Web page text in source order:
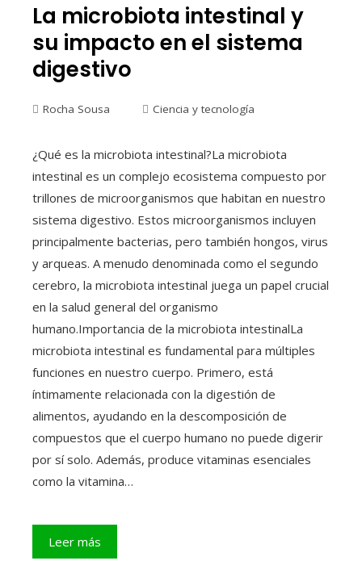
La microbiota intestinal y
su impacto en el sistema
digestivo
Rocha Sousa Ciencia y tecnología
¿Qué es la microbiota intestinal?La microbiota
intestinal es un complejo ecosistema compuesto por
trillones de microorganismos que habitan en nuestro
sistema digestivo. Estos microorganismos incluyen
principalmente bacterias, pero también hongos, virus
y arqueas. A menudo denominada como el segundo
cerebro, la microbiota intestinal juega un papel crucial
en la salud general del organismo
humano.Importancia de la microbiota intestinalLa
microbiota intestinal es fundamental para múltiples
funciones en nuestro cuerpo. Primero, está
íntimamente relacionada con la digestión de
alimentos, ayudando en la descomposición de
compuestos que el cuerpo humano no puede digerir
por sí solo. Además, produce vitaminas esenciales
como la vitamina…
Leer más